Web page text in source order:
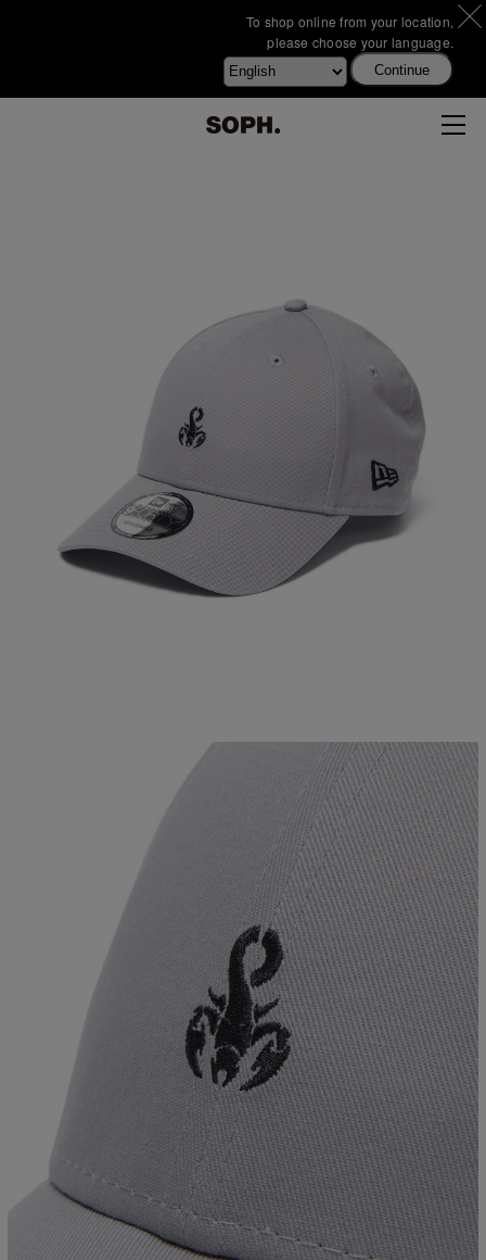
To shop online from your location,
please choose your language.
Continue